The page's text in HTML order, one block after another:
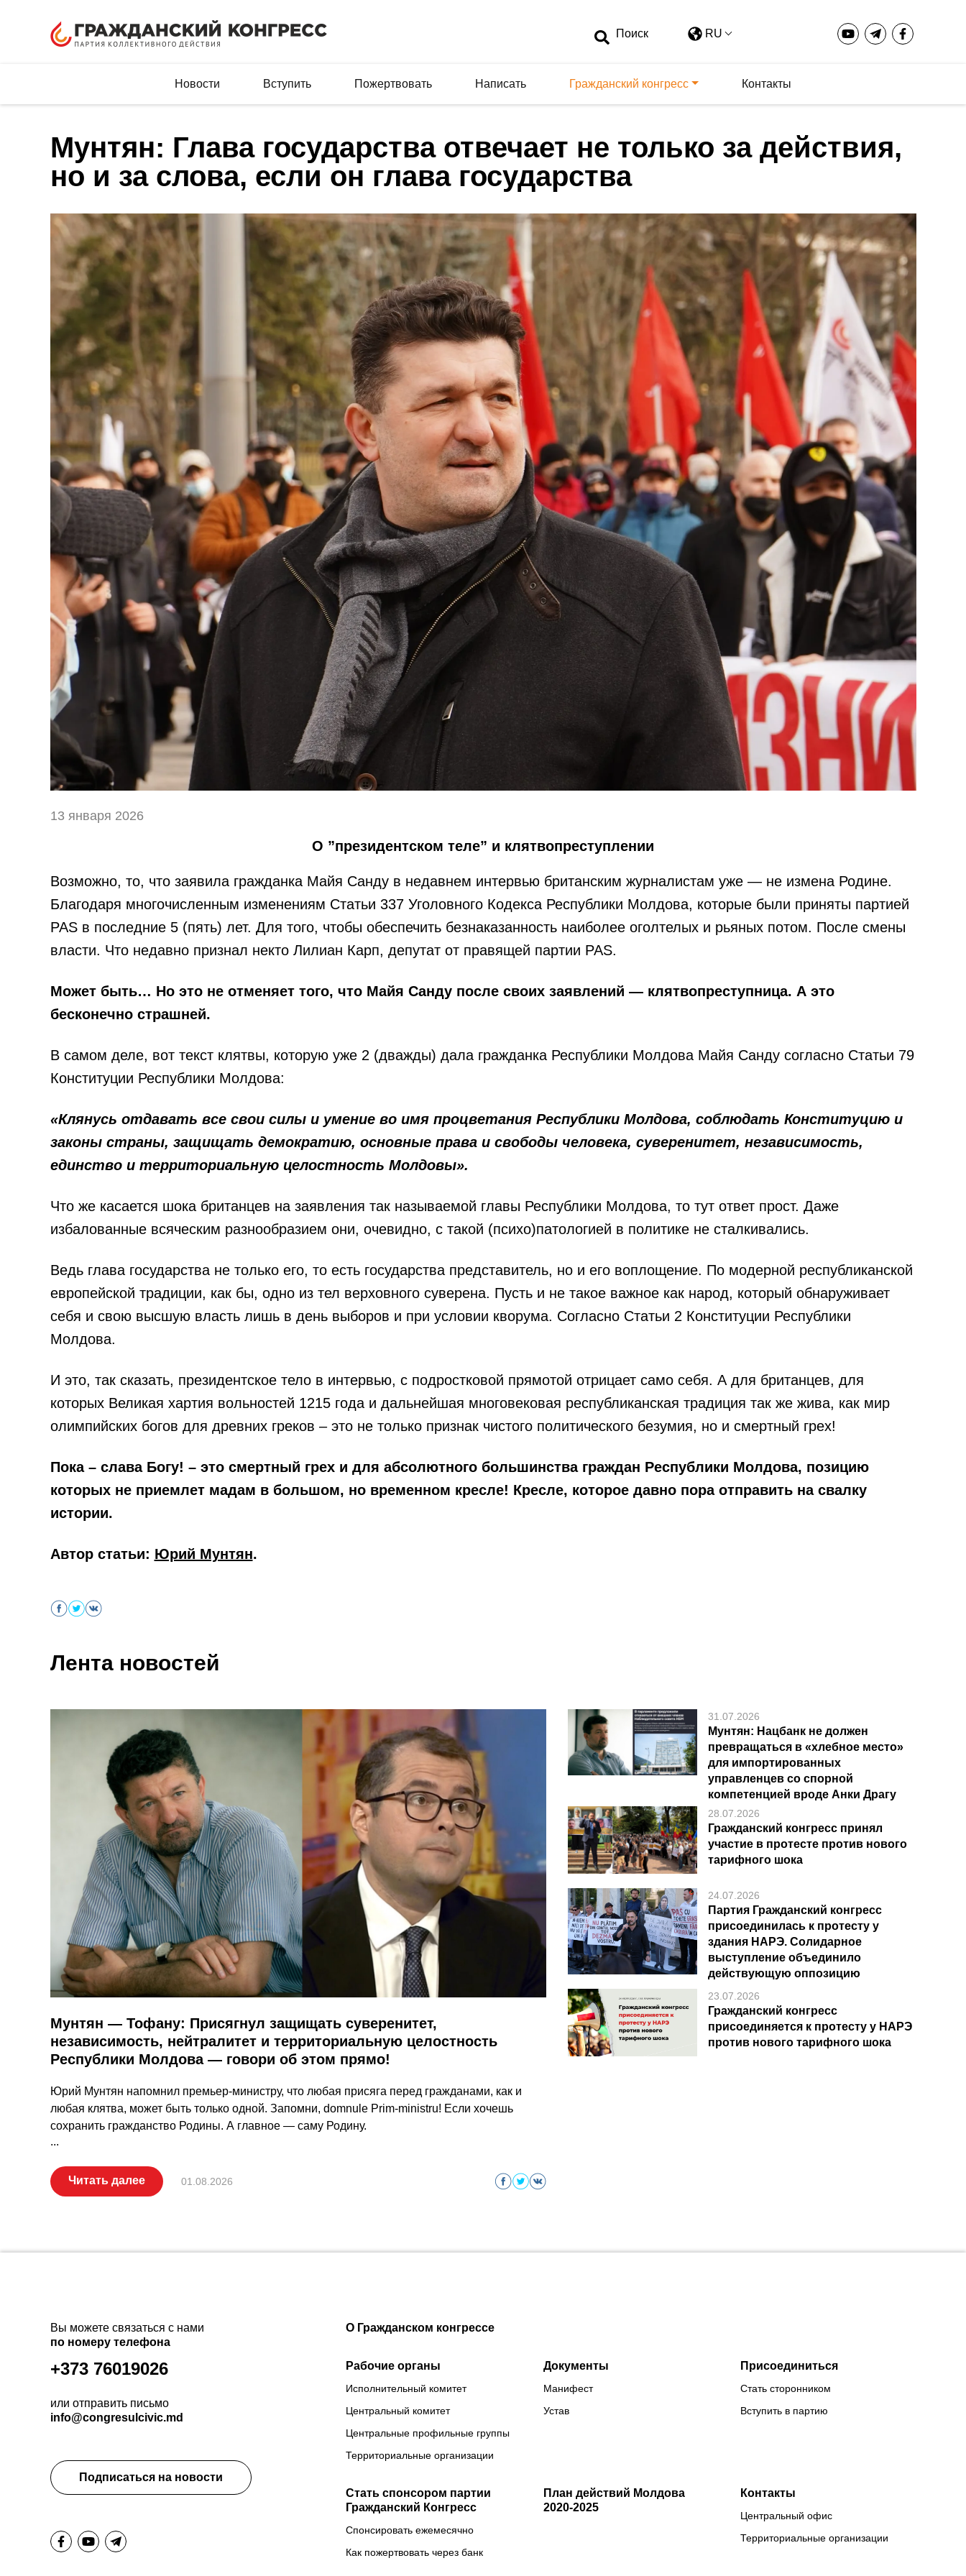
RU
Новости Вступить Пожертвовать Написать Гражданский конгресс Контакты
Мунтян: Глава государства отвечает не только за действия,
но и за слова, если он глава государства
13 января 2026
О ”президентском теле” и клятвопреступлении
Возможно, то, что заявила гражданка Майя Санду в недавнем интервью британским журналистам уже — не измена Родине.
Благодаря многочисленным изменениям Статьи 337 Уголовного Кодекса Республики Молдова, которые были приняты партией
PAS в последние 5 (пять) лет. Для того, чтобы обеспечить безнаказанность наиболее оголтелых и рьяных потом. После смены
власти. Что недавно признал некто Лилиан Карп, депутат от правящей партии PAS.
Может быть… Но это не отменяет того, что Майя Санду после своих заявлений — клятвопреступница. А это
бесконечно страшней.
В самом деле, вот текст клятвы, которую уже 2 (дважды) дала гражданка Республики Молдова Майя Санду согласно Статьи 79
Конституции Республики Молдова:
«Клянусь отдавать все свои силы и умение во имя процветания Республики Молдова, соблюдать Конституцию и
законы страны, защищать демократию, основные права и свободы человека, суверенитет, независимость,
единство и территориальную целостность Молдовы».
Что же касается шока британцев на заявления так называемой главы Республики Молдова, то тут ответ прост. Даже
избалованные всяческим разнообразием они, очевидно, с такой (психо)патологией в политике не сталкивались.
Ведь глава государства не только его, то есть государства представитель, но и его воплощение. По модерной республиканской
европейской традиции, как бы, одно из тел верховного суверена. Пусть и не такое важное как народ, который обнаруживает
себя и свою высшую власть лишь в день выборов и при условии кворума. Согласно Статьи 2 Конституции Республики
Молдова.
И это, так сказать, президентское тело в интервью, с подростковой прямотой отрицает само себя. А для британцев, для
которых Великая хартия вольностей 1215 года и дальнейшая многовековая республиканская традиция так же жива, как мир
олимпийских богов для древних греков – это не только признак чистого политического безумия, но и смертный грех!
Пока – слава Богу! – это смертный грех и для абсолютного большинства граждан Республики Молдова, позицию
которых не приемлет мадам в большом, но временном кресле! Кресле, которое давно пора отправить на свалку
истории.
Автор статьи: Юрий Мунтян.
Лента новостей
Мунтян — Тофану: Присягнул защищать суверенитет,
независимость, нейтралитет и территориальную целостность
Республики Молдова — говори об этом прямо!
Юрий Мунтян напомнил премьер-министру, что любая присяга перед гражданами, как и
любая клятва, может быть только одной. Запомни, domnule Prim-ministru! Если хочешь
сохранить гражданство Родины. А главное — саму Родину.
...
Читать далее 01.08.2026
31.07.2026
Мунтян: Нацбанк не должен
превращаться в «хлебное место»
для импортированных
управленцев со спорной
компетенцией вроде Анки Драгу
28.07.2026
Гражданский конгресс принял
участие в протесте против нового
тарифного шока
24.07.2026
Партия Гражданский конгресс
присоединилась к протесту у
здания НАРЭ. Солидарное
выступление объединило
действующую оппозицию
23.07.2026
Гражданский конгресс
присоединяется к протесту у НАРЭ
против нового тарифного шока
Вы можете связаться с нами
по номеру телефона
+373 76019026
или отправить письмо
info@congresulcivic.md
Подписаться на новости
О Гражданском конгрессе
Рабочие органы
Исполнительный комитет
Центральный комитет
Центральные профильные группы
Территориальные организации
Документы
Манифест
Устав
Присоединиться
Стать сторонником
Вступить в партию
Стать спонсором партии
Гражданский Конгресс
Спонсировать ежемесячно
Как пожертвовать через банк
План действий Молдова
2020-2025
Контакты
Центральный офис
Территориальные организации